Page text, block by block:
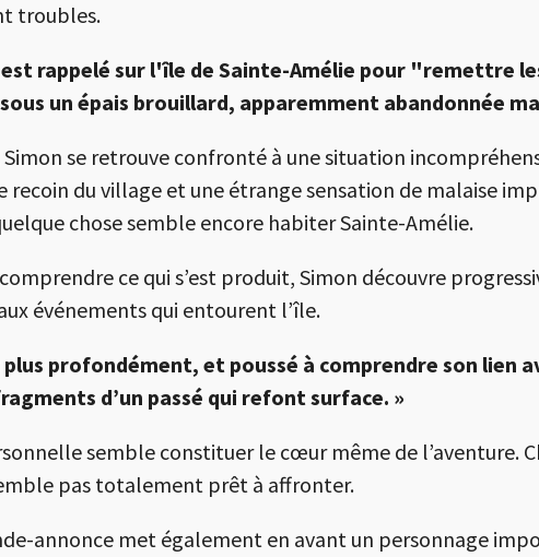
troubles.
est rappelé sur l'île de Sainte-Amélie pour "remettre
un épais brouillard, apparemment abandonnée
Simon se retrouve confronté à une situation
recoin du village et une étrange sensation de malaise
chose semble encore habiter Sainte-Amélie.
ce qui s’est produit, Simon découvre
événements qui entourent l’île.
plus profondément, et poussé à comprendre son lien
d’un passé qui refont surface. »
semble constituer le cœur même de l’aventure.
pas totalement prêt à affronter.
annonce met également en avant un personnage